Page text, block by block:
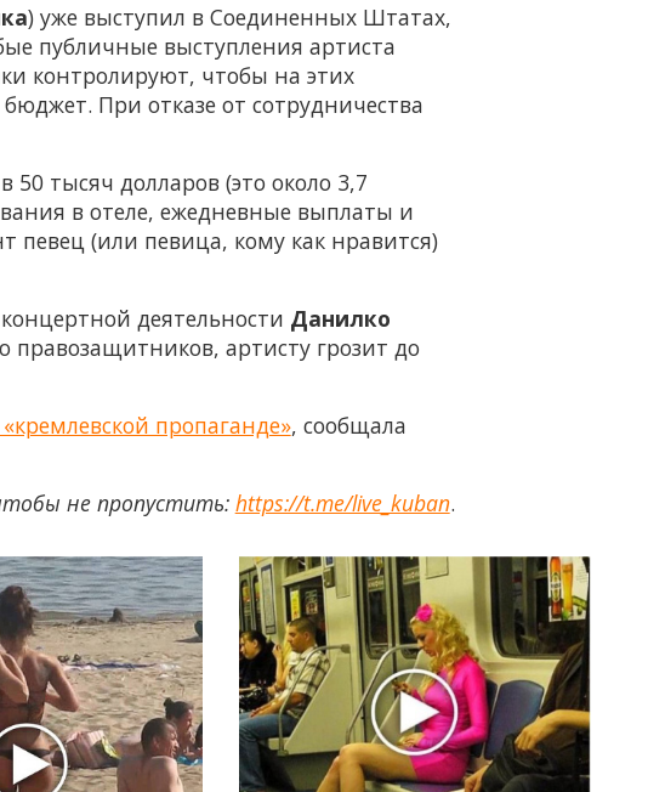
) уже выступил в Соединенных Штатах,
публичные выступления артиста
контролируют, чтобы на этих
При отказе от сотрудничества
тысяч долларов (это около 3,7
в отеле, ежедневные выплаты и
певец (или певица, кому как нравится)
деятельности Данилко
правозащитников, артисту грозит до
пропаганде», сообщала
не пропустить: https://t.me/live_kuban.